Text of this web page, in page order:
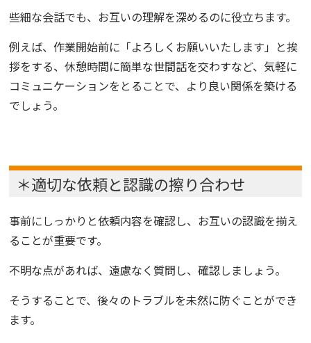
些細な会話でも、お互いの理解を深めるのに役立ちます。
例えば、作業開始前に「よろしくお願いいたします」と挨
拶をする、休憩時間に簡単な世間話を交わすなど、気軽に
コミュニケーションをとることで、より良い関係を築ける
でしょう。
＊適切な依頼と認識の擦り合わせ
事前にしっかりと依頼内容を確認し、お互いの認識を揃え
ることが重要です。
不明な点があれば、遠慮なく質問し、確認しましょう。
そうすることで、後々のトラブルを未然に防ぐことができ
ます。